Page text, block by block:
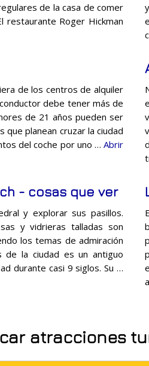
de la casa de comer
restaurante Roger Hickman
de los centros de alquiler
debe tener más de
de 21 años pueden ser
planean cruzar la ciudad
del coche por uno … Abrir
- cosas que ver
y explorar sus pasillos.
y vidrieras talladas son
los temas de admiración
de la ciudad es un antiguo
durante casi 9 siglos. Su …
atracciones